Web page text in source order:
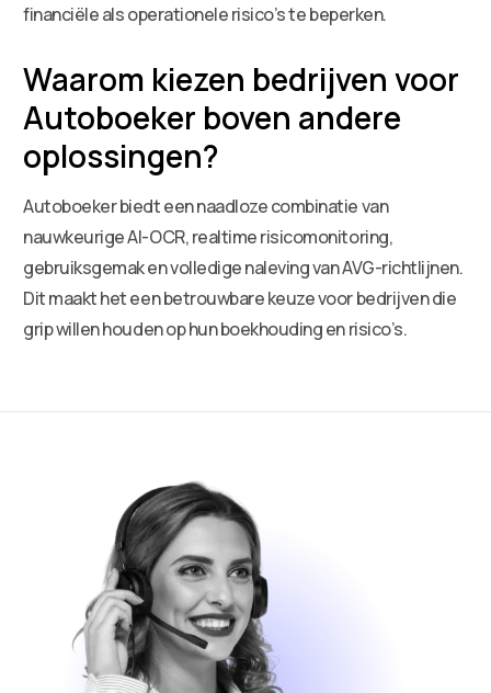
financiële als operationele risico’s te beperken.
Waarom kiezen bedrijven voor
Autoboeker boven andere
oplossingen?
Autoboeker biedt een naadloze combinatie van
nauwkeurige AI-OCR, realtime risicomonitoring,
gebruiksgemak en volledige naleving van AVG-richtlijnen.
Dit maakt het een betrouwbare keuze voor bedrijven die
grip willen houden op hun boekhouding en risico’s.